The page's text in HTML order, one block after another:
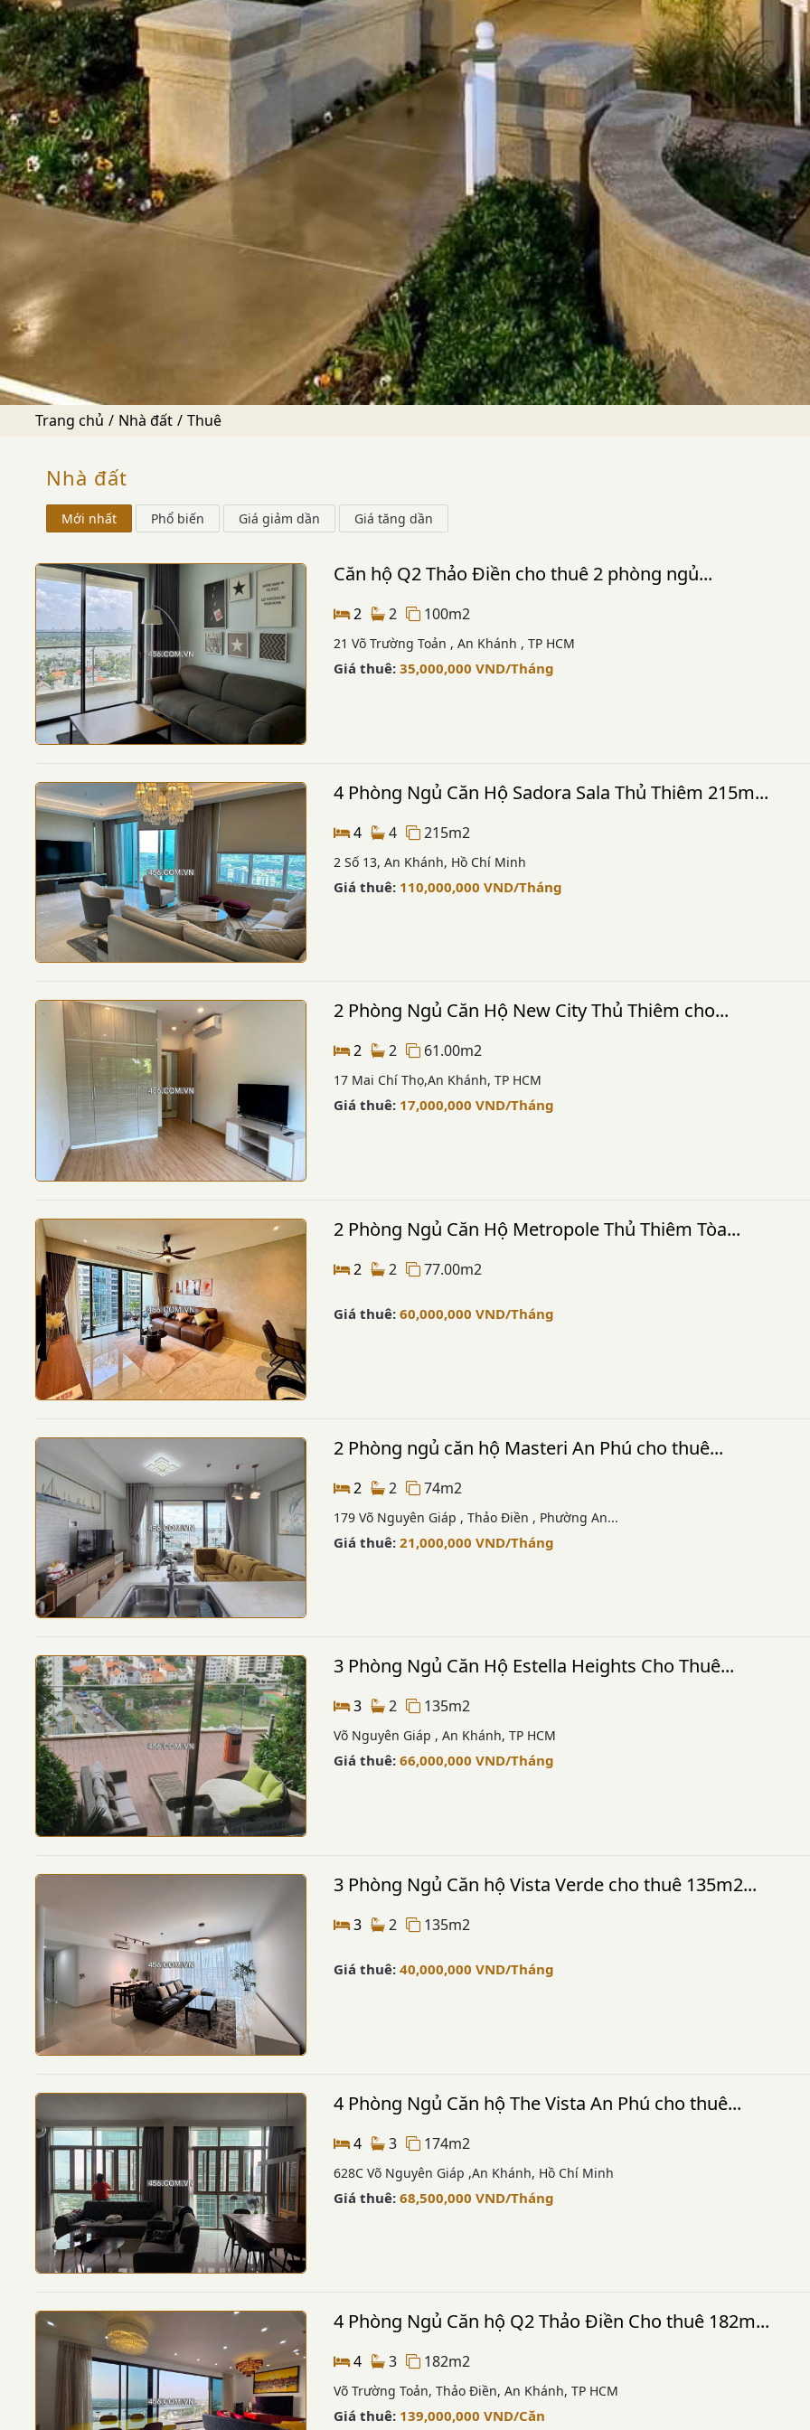
Trang chủ Nhà đất Thuê
Nhà đất
Mới nhất Phổ biến Giá giảm dần Giá tăng dần
Căn hộ Q2 Thảo Điền cho thuê 2 phòng ngủ...
2 2 100m2
21 Võ Trường Toản , An Khánh , TP HCM
Giá thuê: 35,000,000 VND/Tháng
4 Phòng Ngủ Căn Hộ Sadora Sala Thủ Thiêm 215m...
4 4 215m2
2 Số 13, An Khánh, Hồ Chí Minh
Giá thuê: 110,000,000 VND/Tháng
2 Phòng Ngủ Căn Hộ New City Thủ Thiêm cho...
2 2 61.00m2
17 Mai Chí Thọ,An Khánh, TP HCM
Giá thuê: 17,000,000 VND/Tháng
2 Phòng Ngủ Căn Hộ Metropole Thủ Thiêm Tòa...
2 2 77.00m2
Giá thuê: 60,000,000 VND/Tháng
2 Phòng ngủ căn hộ Masteri An Phú cho thuê...
2 2 74m2
179 Võ Nguyên Giáp , Thảo Điền , Phường An...
Giá thuê: 21,000,000 VND/Tháng
3 Phòng Ngủ Căn Hộ Estella Heights Cho Thuê...
3 2 135m2
Võ Nguyên Giáp , An Khánh, TP HCM
Giá thuê: 66,000,000 VND/Tháng
3 Phòng Ngủ Căn hộ Vista Verde cho thuê 135m2...
3 2 135m2
Giá thuê: 40,000,000 VND/Tháng
4 Phòng Ngủ Căn hộ The Vista An Phú cho thuê...
4 3 174m2
628C Võ Nguyên Giáp ,An Khánh, Hồ Chí Minh
Giá thuê: 68,500,000 VND/Tháng
4 Phòng Ngủ Căn hộ Q2 Thảo Điền Cho thuê 182m...
4 3 182m2
Võ Trường Toản, Thảo Điền, An Khánh, TP HCM
Giá thuê: 139,000,000 VND/Căn